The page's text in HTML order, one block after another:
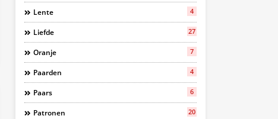
Lente 4
Liefde 27
Oranje 7
Paarden 4
Paars 6
Patronen 20